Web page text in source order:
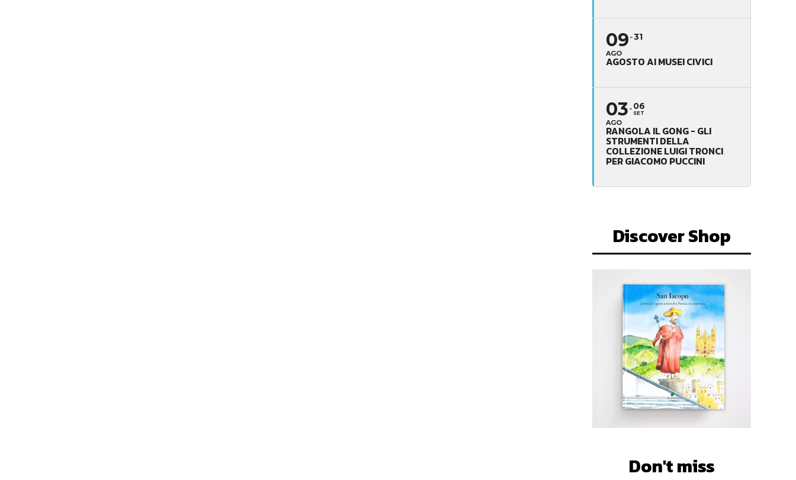
09
AGO
31
AGOSTO AI MUSEI CIVICI
03
AGO
06
SET
RANGOLA IL GONG - GLI
STRUMENTI DELLA
COLLEZIONE LUIGI TRONCI
PER GIACOMO PUCCINI
Discover Shop
Don't miss